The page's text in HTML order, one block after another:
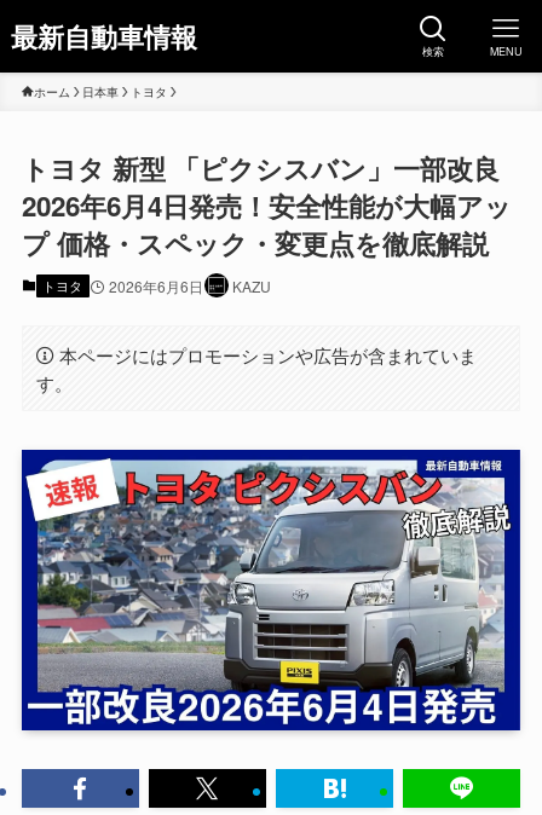
最新自動車情報 検索 MENU
ホーム 日本車 トヨタ
トヨタ 新型 「ピクシスバン」一部改良
2026年6月4日発売！安全性能が大幅アッ
プ 価格・スペック・変更点を徹底解説
トヨタ 2026年6月6日 KAZU
本ページにはプロモーションや広告が含まれていま
す。